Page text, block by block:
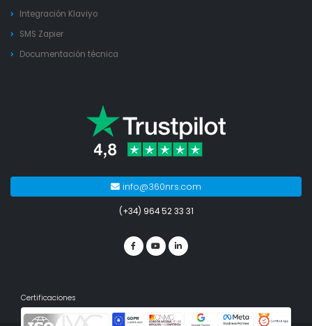
Integración Klaviyo
SMS Zapier
Documentación técnica
info@360nrs.com
(+34) 964 52 33 31
Certificaciones